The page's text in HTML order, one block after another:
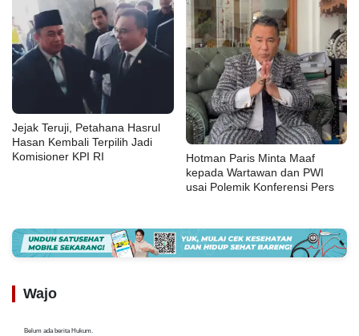
Jejak Teruji, Petahana Hasrul
Hasan Kembali Terpilih Jadi
Komisioner KPI RI
Hotman Paris Minta Maaf
kepada Wartawan dan PWI
usai Polemik Konferensi Pers
Wajo
Belum ada berita Hukum.